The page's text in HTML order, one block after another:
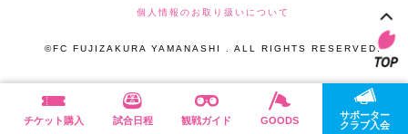
個人情報のお取り扱いについて
©FC FUJIZAKURA YAMANASHI . ALL RIGHTS RESERVED.
チケット購入 試合日程 観戦ガイド GOODS
サポーター
クラブ入会